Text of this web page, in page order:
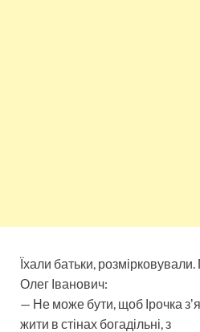
Їхали батьки,
Олег Іванович:
— Не може бути, щоб Ірочка
жити в стінах богадільні, з